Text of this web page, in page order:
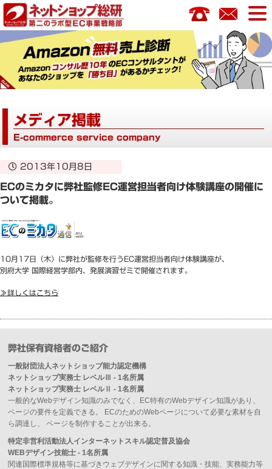
コ
ン
へ
キ
メディア掲載
E-commerce service company
2013年10月8日
ECのミカタに弊社監修EC運営担当者向け体験講座の開催に
ついて掲載。
10月17日（木）に弊社が監修を行うEC運営担当者向け体験講座が、
別府大学 国際経営学部内、発展演習ゼミで開催されます。
≫詳しくはこちら
弊社保有資格者のご紹介
一般財団法人ネットショップ能力認定機構
ネットショップ実務士 レベルⅢ - 1名所属
ネットショップ実務士 レベルⅡ - 1名所属
一般的なWebデザイン知識のみでなく、EC特有のWebデザイン知識があり、
ページの要件を定義できる。 ECのためのWebページについて必要な素材を自
ら調達し、 ページを制作することが出来る。
特定非営利活動法人インターネットスキル認定普及協会
WEBデザイン技能士 - 1名所属
関連国際標準規格等に基づきウェブデザインに関する知識・技能、実務能力等